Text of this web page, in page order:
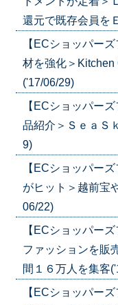
還元で既存会員を
【ECショッパー
材を強化＞Kitchen
('17/06/29)
【ECショッパー
品紹介＞ＳｅａＳ
9)
【ECショッパー
がヒット＞越前宝
06/22)
【ECショッパー
ファッションを
間１６万人を集客
【ECショッパー